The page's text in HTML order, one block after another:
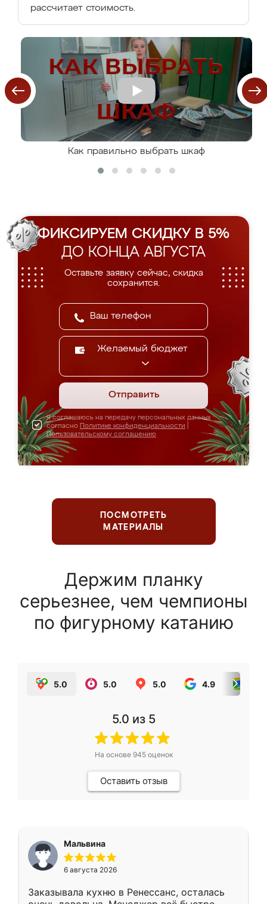
рассчитает стоимость.
Как правильно выбрать шкаф
ФИКСИРУЕМ СКИДКУ В 5%
ДО КОНЦА АВГУСТА
Оставьте заявку сейчас, скидка
сохранится.
Желаемый бюджет
Отправить
Я соглашаюсь на передачу персональных данных
согласно Политике конфиденциальности
Пользовательскому соглашению
ПОСМОТРЕТЬ
МАТЕРИАЛЫ
Держим планку
серьезнее, чем чемпионы
по фигурному катанию
5.0 5.0 5.0 4.9
5.0 из 5
На основе 945оценок
Оставить отзыв
Мальвина
6 августа 2026
Заказывала кухню в Ренессанс, осталась